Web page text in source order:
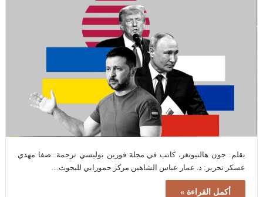
بقلم: جون هالتيونغر، كاتب في مجلة فورين بوليسي ترجمة: صفا مهدي
عسكر تحرير: د. عمار عباس الشاهين مركز حمورابي للبحوث…
أكمل القراءة »